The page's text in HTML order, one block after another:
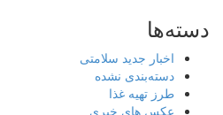
دسته‌ها
اخبار جدید سلامتی
دسته‌بندی نشده
طرز تهیه غذا
عکس های خبری